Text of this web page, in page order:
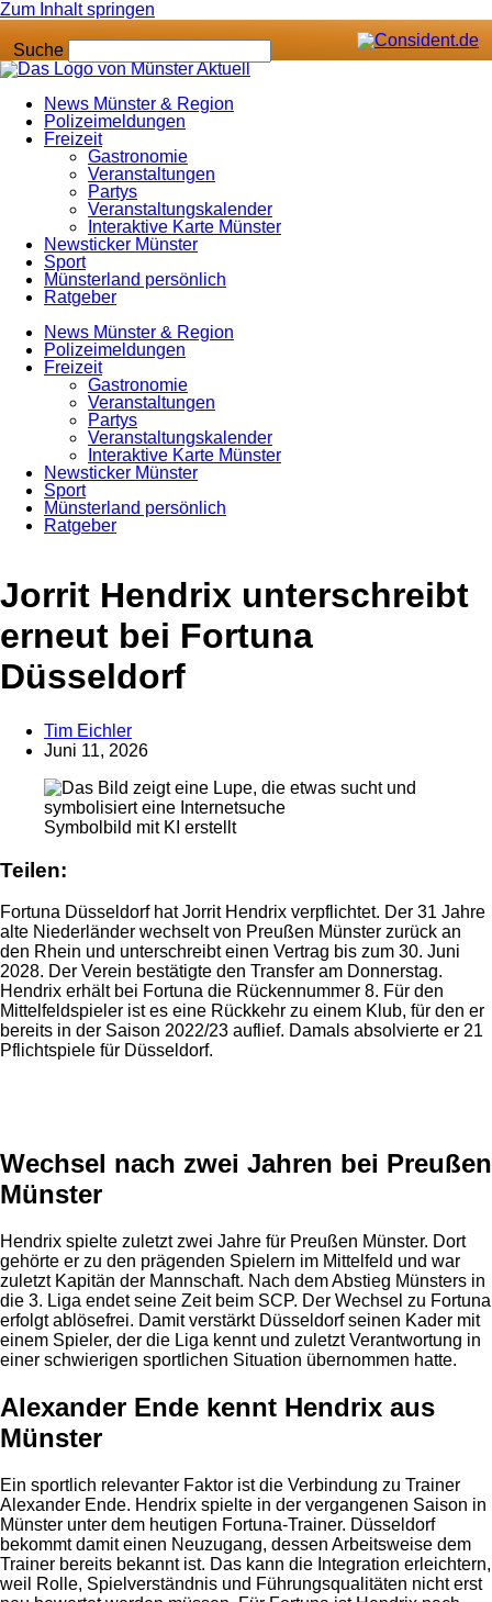
Zum Inhalt springen
Suche
News Münster & Region
Polizeimeldungen
Freizeit
Gastronomie
Veranstaltungen
Partys
Veranstaltungskalender
Interaktive Karte Münster
Newsticker Münster
Sport
Münsterland persönlich
Ratgeber
News Münster & Region
Polizeimeldungen
Freizeit
Gastronomie
Veranstaltungen
Partys
Veranstaltungskalender
Interaktive Karte Münster
Newsticker Münster
Sport
Münsterland persönlich
Ratgeber
Jorrit Hendrix unterschreibt
erneut bei Fortuna
Düsseldorf
Tim Eichler
Juni 11, 2026
Symbolbild mit KI erstellt
Teilen:
Fortuna Düsseldorf hat Jorrit Hendrix verpflichtet. Der 31 Jahre
alte Niederländer wechselt von Preußen Münster zurück an
den Rhein und unterschreibt einen Vertrag bis zum 30. Juni
2028. Der Verein bestätigte den Transfer am Donnerstag.
Hendrix erhält bei Fortuna die Rückennummer 8. Für den
Mittelfeldspieler ist es eine Rückkehr zu einem Klub, für den er
bereits in der Saison 2022/23 auflief. Damals absolvierte er 21
Pflichtspiele für Düsseldorf.
Wechsel nach zwei Jahren bei Preußen
Münster
Hendrix spielte zuletzt zwei Jahre für Preußen Münster. Dort
gehörte er zu den prägenden Spielern im Mittelfeld und war
zuletzt Kapitän der Mannschaft. Nach dem Abstieg Münsters in
die 3. Liga endet seine Zeit beim SCP. Der Wechsel zu Fortuna
erfolgt ablösefrei. Damit verstärkt Düsseldorf seinen Kader mit
einem Spieler, der die Liga kennt und zuletzt Verantwortung in
einer schwierigen sportlichen Situation übernommen hatte.
Alexander Ende kennt Hendrix aus
Münster
Ein sportlich relevanter Faktor ist die Verbindung zu Trainer
Alexander Ende. Hendrix spielte in der vergangenen Saison in
Münster unter dem heutigen Fortuna-Trainer. Düsseldorf
bekommt damit einen Neuzugang, dessen Arbeitsweise dem
Trainer bereits bekannt ist. Das kann die Integration erleichtern,
weil Rolle, Spielverständnis und Führungsqualitäten nicht erst